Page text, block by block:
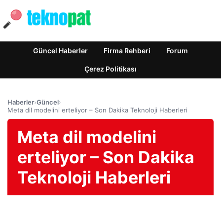
Güncel Haberler Firma Rehberi Forum
Çerez Politikası
Haberler›Güncel›
Meta dil modelini erteliyor – Son Dakika Teknoloji Haberleri
Meta dil modelini
erteliyor – Son Dakika
Teknoloji Haberleri